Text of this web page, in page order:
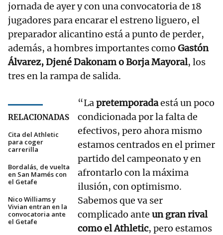
jornada de ayer y con una convocatoria de 18
jugadores para encarar el estreno liguero, el
preparador alicantino está a punto de perder,
además, a hombres importantes como Gastón
Álvarez, Djené Dakonam o Borja Mayoral, los
tres en la rampa de salida.
RELACIONADAS
Cita del Athletic
para coger
carrerilla
Bordalás, de vuelta
en San Mamés con
el Getafe
Nico Williams y
Vivian entran en la
convocatoria ante
el Getafe
“Lapretemporadaestá un poco
condicionada por la falta de
efectivos, pero ahora mismo
estamos centrados en el primer
partido del campeonato y en
afrontarlo con la máxima
ilusión, con optimismo.
Sabemos que va ser
complicado ante un gran rival
como el Athletic, pero estamos